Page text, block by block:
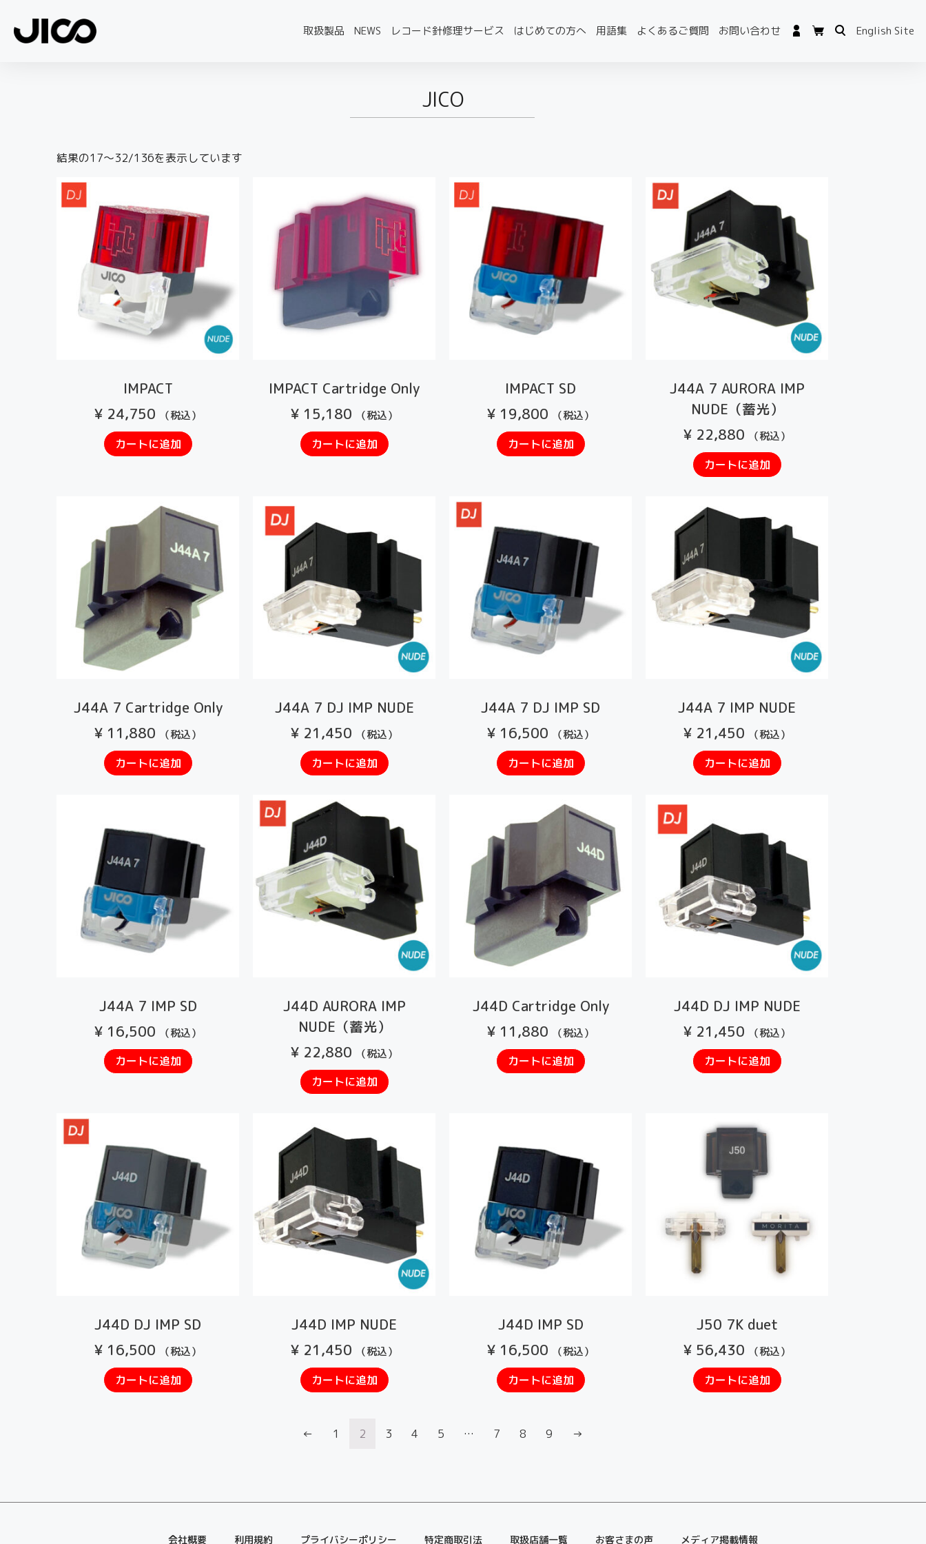
取扱製品 NEWS レコード針修理サービス はじめての方へ 用語集 よくあるご質問 お問い合わせ English Site
JICO
結果の17～32/136を表示しています
IMPACT
¥ 24,750 （税込）
カートに追加
IMPACT Cartridge Only
¥ 15,180 （税込）
カートに追加
IMPACT SD
¥ 19,800 （税込）
カートに追加
J44A 7 AURORA IMP
NUDE（蓄光）
¥ 22,880 （税込）
カートに追加
J44A 7 Cartridge Only
¥ 11,880 （税込）
カートに追加
J44A 7 DJ IMP NUDE
¥ 21,450 （税込）
カートに追加
J44A 7 DJ IMP SD
¥ 16,500 （税込）
カートに追加
J44A 7 IMP NUDE
¥ 21,450 （税込）
カートに追加
J44A 7 IMP SD
¥ 16,500 （税込）
カートに追加
J44D AURORA IMP
NUDE（蓄光）
¥ 22,880 （税込）
カートに追加
J44D Cartridge Only
¥ 11,880 （税込）
カートに追加
J44D DJ IMP NUDE
¥ 21,450 （税込）
カートに追加
J44D DJ IMP SD
¥ 16,500 （税込）
カートに追加
J44D IMP NUDE
¥ 21,450 （税込）
カートに追加
J44D IMP SD
¥ 16,500 （税込）
カートに追加
J50 7K duet
¥ 56,430 （税込）
カートに追加
← 1 2 3 4 5 … 7 8 9 →
会社概要 利用規約 プライバシーポリシー 特定商取引法 取扱店舗一覧 お客さまの声 メディア掲載情報